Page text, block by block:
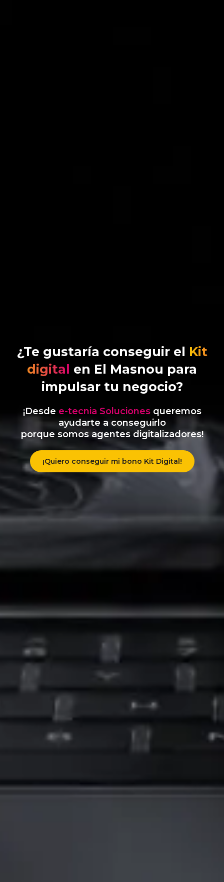
¿Te gustaría conseguir el Kit
digital en El Masnou para
impulsar tu negocio?
¡Desde e-tecnia Solucionesqueremos
ayudarte a conseguirlo
porque somos agentes digitalizadores!
¡Quiero conseguir mi bono Kit Digital!